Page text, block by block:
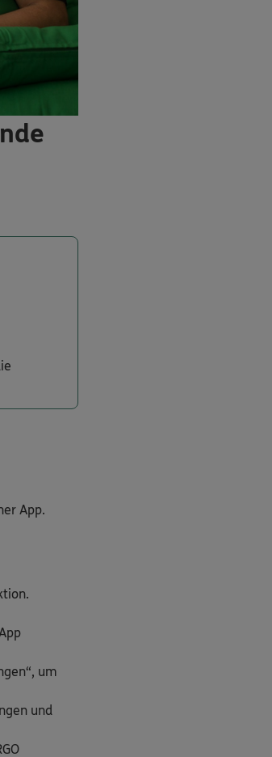
App.
um
und